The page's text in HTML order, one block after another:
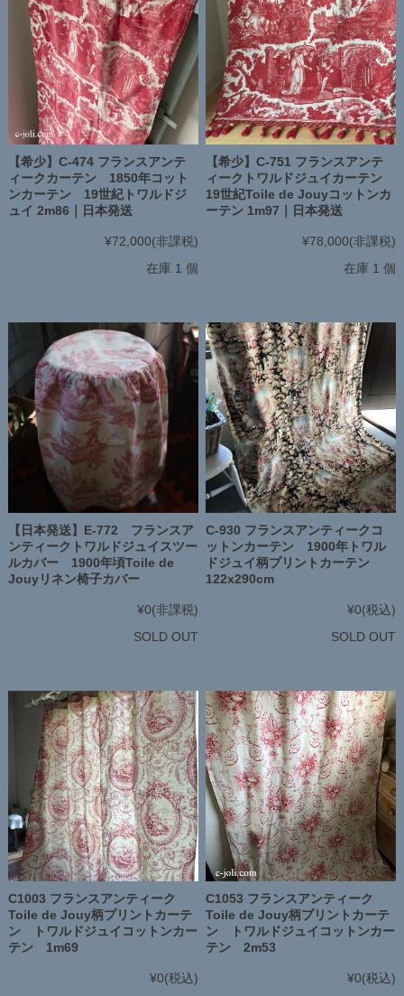
【希少】C-474 フランスアンテ
ィークカーテン 1850年コット
ンカーテン 19世紀トワルドジ
ュイ 2m86｜日本発送
¥72,000(非課税)
在庫 1 個
【希少】C-751 フランスアンテ
ィークトワルドジュイカーテン
19世紀Toile de Jouyコットンカ
ーテン 1m97｜日本発送
¥78,000(非課税)
在庫 1 個
【日本発送】E-772 フランスア
ンティークトワルドジュイスツー
ルカバー 1900年頃Toile de
Jouyリネン椅子カバー
¥0(非課税)
SOLD OUT
C-930 フランスアンティークコ
ットンカーテン 1900年トワル
ドジュイ柄プリントカーテン
122x290cm
¥0(税込)
SOLD OUT
C1003 フランスアンティーク
Toile de Jouy柄プリントカーテ
ン トワルドジュイコットンカー
テン 1m69
¥0(税込)
C1053 フランスアンティーク
Toile de Jouy柄プリントカーテ
ン トワルドジュイコットンカー
テン 2m53
¥0(税込)